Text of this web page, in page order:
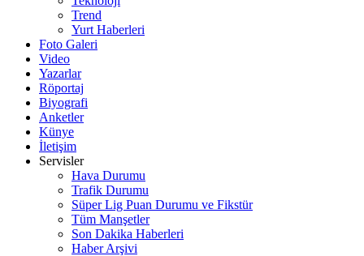
Trend
Yurt Haberleri
Foto Galeri
Video
Yazarlar
Röportaj
Biyografi
Anketler
Künye
İletişim
Servisler
Hava Durumu
Trafik Durumu
Süper Lig Puan Durumu ve Fikstür
Tüm Manşetler
Son Dakika Haberleri
Haber Arşivi